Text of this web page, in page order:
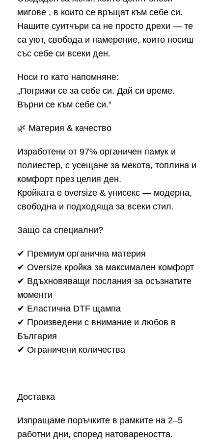
мигове , в които се връщат към себе си.
Нашите суитчъри са не просто дрехи — те
са уют, свобода и намерение, които носиш
със себе си всеки ден.
Носи го като напомняне:
„Погрижи се за себе си. Дай си време.
Върни се към себе си.“
🌿 Материя & качество
Изработени от 97% органичен памук и
полиестер, с усещане за мекота, топлина и
комфорт през целия ден.
Кройката е oversize & унисекс — модерна,
свободна и подходяща за всеки стил.
Защо са специални?
✔ Премиум органична материя
✔ Oversize кройка за максимален комфорт
✔ Вдъхновяващи послания за осъзнатите
моменти
✔ Еластична DTF щампа
✔ Произведени с внимание и любов в
България
✔ Ограничени количества
Доставка
Изпращаме поръчките в рамките на 2–5
работни дни, според натовареността.